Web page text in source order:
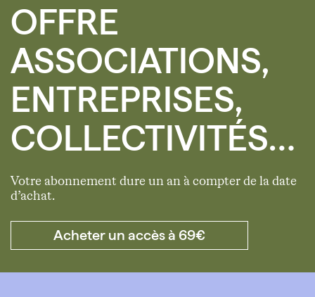
OFFRE
ASSOCIATIONS,
ENTREPRISES,
COLLECTIVITÉS…
Votre abonnement dure un an à compter de la date
d’achat.
Acheter un accès à 69€